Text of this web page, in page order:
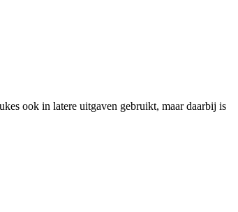
ook in latere uitgaven gebruikt, maar daarbij is